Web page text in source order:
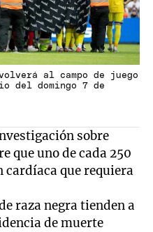
al campo de juego
del domingo 7 de
sobre
que uno de cada 250
que requiera
raza negra tienden a
de muerte